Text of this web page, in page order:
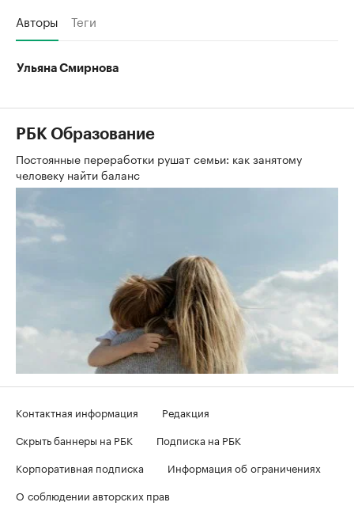
Авторы Теги
Ульяна Смирнова
РБК Образование
Постоянные переработки рушат семьи: как занятому
человеку найти баланс
Контактная информация
Редакция
Скрыть баннеры на РБК
Подписка на РБК
Корпоративная подписка
Информация об ограничениях
О соблюдении авторских прав